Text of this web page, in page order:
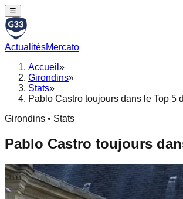
☰
ActualitésMercato
Accueil »
Girondins»
Stats»
Pablo Castro toujours dans le Top 5
Girondins • Stats
Pablo Castro toujours